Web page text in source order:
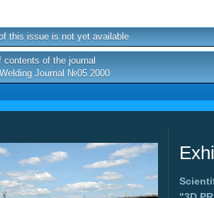
this issue is not yet available
contents of the journal
Journal №05 2000